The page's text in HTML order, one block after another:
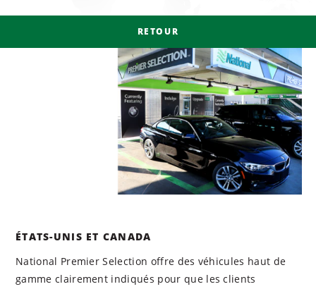
RETOUR
ÉTATS-UNIS ET CANADA
National Premier Selection offre des véhicules haut de
gamme clairement indiqués pour que les clients